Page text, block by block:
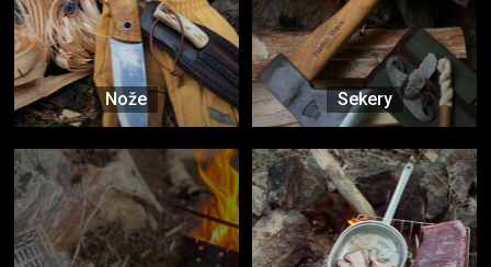
Nože Sekery